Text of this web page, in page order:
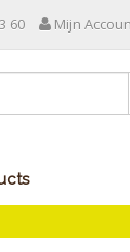
60 Mijn